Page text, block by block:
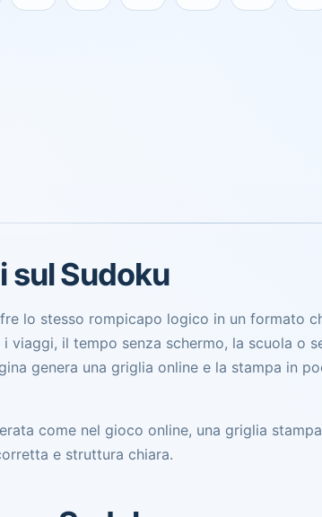
sul Sudoku
lo stesso rompicapo logico in un formato
viaggi, il tempo senza schermo, la scuola o
genera una griglia online e la stampa in
come nel gioco online, una griglia
e struttura chiara.